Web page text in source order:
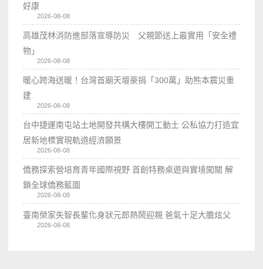
好康
2026-08-08
高雄茂林消防進部落宣導防災 父親節送上最實用「安全禮
物」
2026-08-08
暖心跨海送暖！台灣首廟天壇豪捐「300萬」助熊本震災重
建
2026-08-08
台中捷運南屯站土地開發共構大樓開工動土 公私協力打造宜
居新地標實現軌道經濟願景
2026-08-08
僑務探索營培育青年國際視野 首創特務桌遊與實境闖關 解
鎖全球僑務藍圖
2026-08-08
臺南榮家失智長輩化身狀元郎熱鬧迎親 爸氣十足大膽炫父
2026-08-08